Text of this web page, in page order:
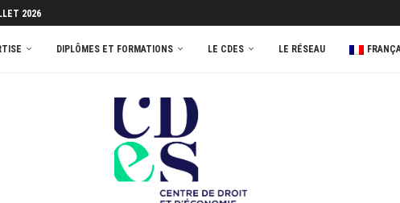
2026
DIPLÔMES ET FORMATIONS LE CDES LE RÉSEAU